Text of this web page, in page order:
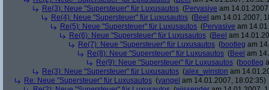
Re(3): Neue "Supersteuer" für Luxusautos (Pervasive am
Re(4): Neue "Supersteuer" für Luxusautos (Beel am 14.01.2007,
Re(5): Neue "Supersteuer" für Luxusautos (Pervasive am
Re(6): Neue "Supersteuer" für Luxusautos (Beel am
Re(7): Neue "Supersteuer" für Luxusautos (bootleg am
Re(8): Neue "Supersteuer" für Luxusautos (Beel am
Re(9): Neue "Supersteuer" für Luxusautos (bootleg
Re(3): Neue "Supersteuer" für Luxusautos (alex_winston am
Re: Neue "Supersteuer" für Luxusautos (yangel am 14.01.2007, 18:02:35)